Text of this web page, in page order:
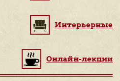
Интерьерные
Онлайн-лекции